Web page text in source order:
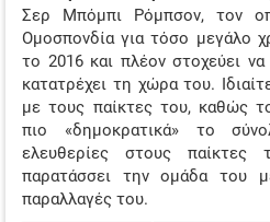
Σερ Μπόμπι Ρόμπσον, τον
Ομοσπονδία για τόσο μεγάλο
το 2016 και πλέον στοχεύει
κατατρέχει τη χώρα του.
με τους παίκτες του, καθώς
πιο «δημοκρατικά» το
ελευθερίες στους
παρατάσσει την ομάδα του
παραλλαγές του.